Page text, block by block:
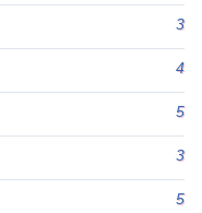
3
4
5
3
5